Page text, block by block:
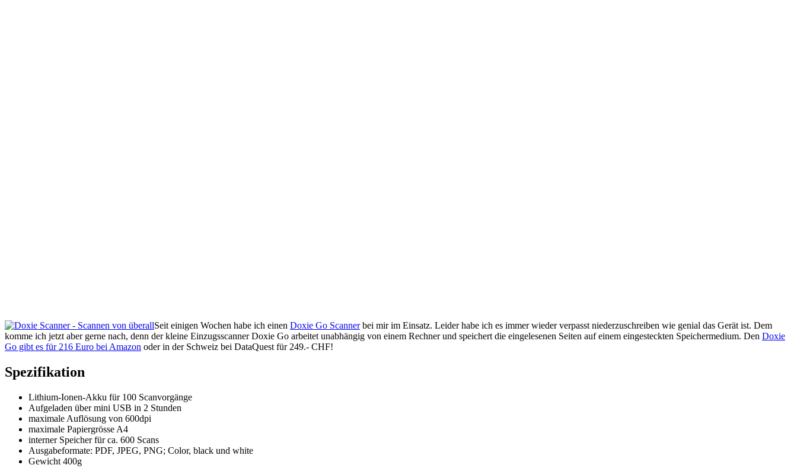
Seit einigen Wochen habe ich einen Doxie Go Scannerbei mir im Einsatz. Leider habe ich es immer wieder verpasst niederzuschreiben wie genial das Gerät ist. Dem
komme ich jetzt aber gerne nach, denn der kleine Einzugsscanner Doxie Go arbeitet unabhängig von einem Rechner und speichert die eingelesenen Seiten auf einem eingesteckten Speichermedium. Den Doxie
Go gibt es für 216 Euro bei Amazon oder in der Schweiz bei DataQuest für 249.- CHF!
Spezifikation
Lithium-Ionen-Akku für 100 Scanvorgänge
Aufgeladen über mini USB in 2 Stunden
maximale Auflösung von 600dpi
maximale Papiergrösse A4
interner Speicher für ca. 600 Scans
Ausgabeformate: PDF, JPEG, PNG; Color, black und white
Gewicht 400g